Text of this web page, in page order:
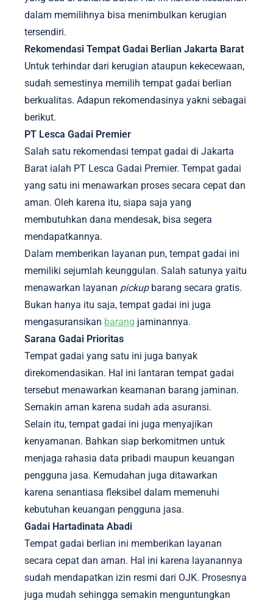
dalam memilihnya bisa menimbulkan kerugian
tersendiri.
Rekomendasi Tempat Gadai Berlian Jakarta Barat
Untuk terhindar dari kerugian ataupun kekecewaan,
sudah semestinya memilih tempat gadai berlian
berkualitas. Adapun rekomendasinya yakni sebagai
berikut.
PT Lesca Gadai Premier
Salah satu rekomendasi tempat gadai di Jakarta
Barat ialah PT Lesca Gadai Premier. Tempat gadai
yang satu ini menawarkan proses secara cepat dan
aman. Oleh karena itu, siapa saja yang
membutuhkan dana mendesak, bisa segera
mendapatkannya.
Dalam memberikan layanan pun, tempat gadai ini
memiliki sejumlah keunggulan. Salah satunya yaitu
menawarkan layanan pickupbarang secara gratis.
Bukan hanya itu saja, tempat gadai ini juga
mengasuransikan barang jaminannya.
Sarana Gadai Prioritas
Tempat gadai yang satu ini juga banyak
direkomendasikan. Hal ini lantaran tempat gadai
tersebut menawarkan keamanan barang jaminan.
Semakin aman karena sudah ada asuransi.
Selain itu, tempat gadai ini juga menyajikan
kenyamanan. Bahkan siap berkomitmen untuk
menjaga rahasia data pribadi maupun keuangan
pengguna jasa. Kemudahan juga ditawarkan
karena senantiasa fleksibel dalam memenuhi
kebutuhan keuangan pengguna jasa.
Gadai Hartadinata Abadi
Tempat gadai berlian ini memberikan layanan
secara cepat dan aman. Hal ini karena layanannya
sudah mendapatkan izin resmi dari OJK. Prosesnya
juga mudah sehingga semakin menguntungkan